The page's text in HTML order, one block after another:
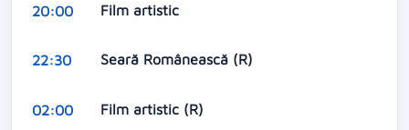
20:00 Film artistic
22:30 Seară Românească (R)
02:00 Film artistic (R)